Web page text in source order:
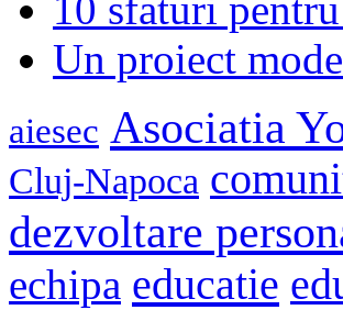
Un proiect
aiesec Asociatia
Cluj-Napoca
dezvoltare
echipa educatie